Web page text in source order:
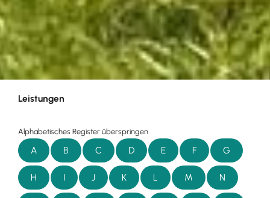
Leistungen
Alphabetisches Register überspringen
A B C D E F G
H I J K L M N